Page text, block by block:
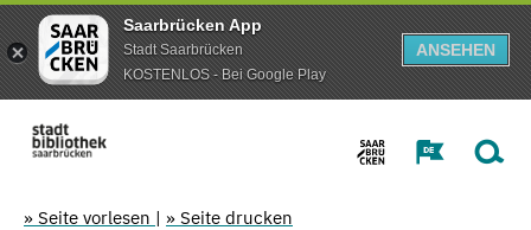
Saarbrücken App
Stadt Saarbrücken
KOSTENLOS - Bei Google Play
ANSEHEN
» Seite vorlesen | » Seite drucken